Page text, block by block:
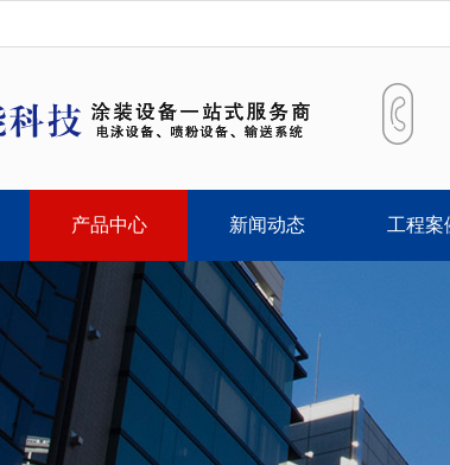
产品中心 新闻动态 工程案